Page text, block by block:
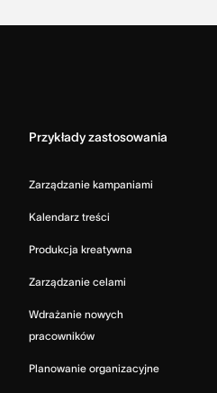
Przykłady zastosowania
Zarządzanie kampaniami
Kalendarz treści
Produkcja kreatywna
Zarządzanie celami
Wdrażanie nowych
pracowników
Planowanie organizacyjne